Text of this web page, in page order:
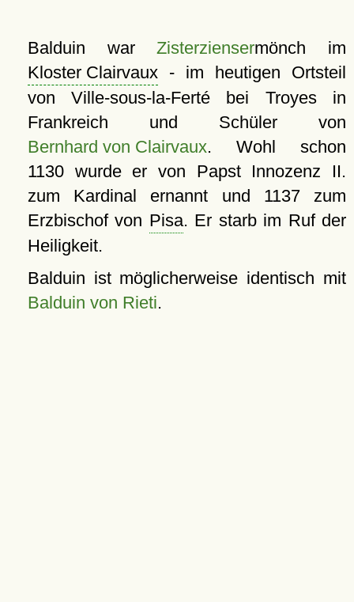
Balduin warZisterziensermönch im
Kloster Clairvaux- im heutigen Ortsteil
von Ville-sous-la-Ferté bei Troyes in
Frankreich und Schüler von
Bernhard von Clairvaux. Wohl schon
1130 wurde er von Papst Innozenz II.
zum Kardinal ernannt und 1137 zum
Erzbischof von Pisa. Er starb im Ruf der
Heiligkeit.
Balduin ist möglicherweise identisch mit
Balduin von Rieti.